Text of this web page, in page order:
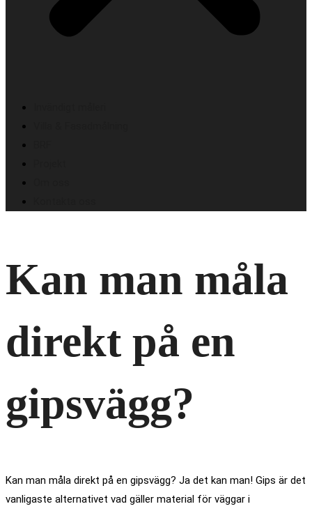
Kan man måla
direkt på en
gipsvägg?
Kan man måla direkt på en gipsvägg? Ja det kan man! Gips är det
vanligaste alternativet vad gäller material för väggar i